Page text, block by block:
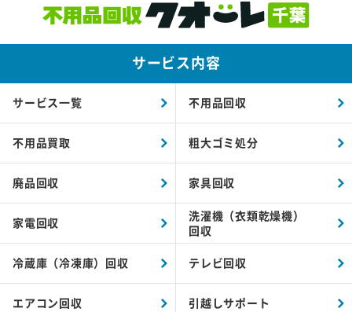
サービス内容
サービス一覧 不用品回収
不用品買取 粗大ゴミ処分
廃品回収 家具回収
家電回収
洗濯機（衣類乾燥機）
回収
冷蔵庫（冷凍庫）回収 テレビ回収
エアコン回収 引越しサポート